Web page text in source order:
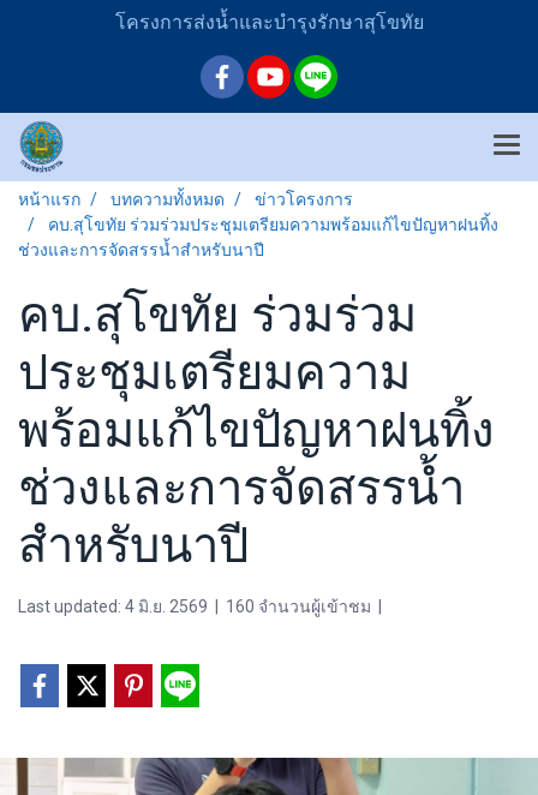
โครงการส่งน้ำและบำรุงรักษาสุโขทัย
หน้าแรก บทความทั้งหมด
ข่าวโครงการ
คบ.สุโขทัย ร่วมร่วมประชุมเตรียมความพร้อมแก้ไขปัญหาฝนทิ้ง
ช่วงและการจัดสรรน้ำสำหรับนาปี
คบ.สุโขทัย ร่วมร่วม
ประชุมเตรียมความ
พร้อมแก้ไขปัญหาฝนทิ้ง
ช่วงและการจัดสรรน้ำ
สำหรับนาปี
Last updated: 4 มิ.ย. 2569 160 จำนวนผู้เข้าชม